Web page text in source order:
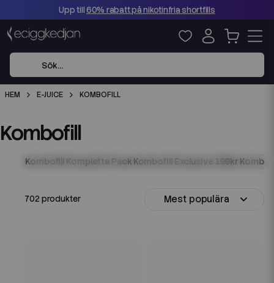
Upp till60% rabatt på nikotinfria shortfills
HEM E-JUICE KOMBOFILL
Kombofill
Kombofill Kompletta Pack Kombofill Exclusive 199kr
702 produkter Mest populära